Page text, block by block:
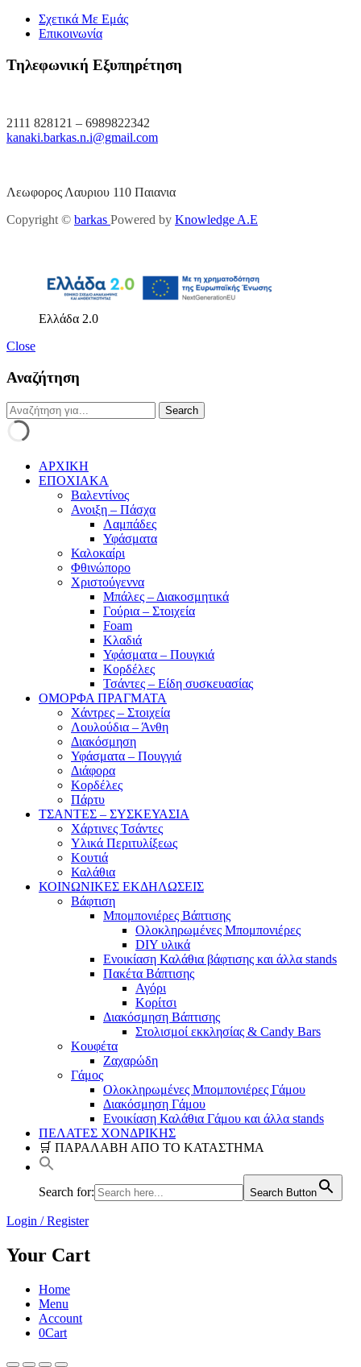
Σχετικά Με Εμάς
Επικοινωνία
Τηλεφωνική Εξυπηρέτηση
2111 828121 – 6989822342
kanaki.barkas.n.i@gmail.com
Λεωφορος Λαυριου 110 Παιανια
Copyright © barkas Powered by Knowledge A.E
Ελλάδα 2.0
Close
Αναζήτηση
ΑΡΧΙΚΗ
ΕΠΟΧΙΑΚΑ
Βαλεντίνος
Ανοιξη – Πάσχα
Λαμπάδες
Υφάσματα
Καλοκαίρι
Φθινώπορο
Χριστούγεννα
Μπάλες – Διακοσμητικά
Γούρια – Στοιχεία
Foam
Κλαδιά
Υφάσματα – Πουγκιά
Κορδέλες
Τσάντες – Είδη συσκευασίας
ΟΜΟΡΦΑ ΠΡΑΓΜΑΤΑ
Χάντρες – Στοιχεία
Λουλούδια – Άνθη
Διακόσμηση
Υφάσματα – Πουγγιά
Διάφορα
Κορδέλες
Πάρτυ
ΤΣΑΝΤΕΣ – ΣΥΣΚΕΥΑΣΙΑ
Χάρτινες Τσάντες
Υλικά Περιτυλίξεως
Κουτιά
Καλάθια
ΚΟΙΝΩΝΙΚΕΣ ΕΚΔΗΛΩΣΕΙΣ
Βάφτιση
Μπομπονιέρες Βάπτισης
Ολοκληρωμένες Μπομπονιέρες
DIY υλικά
Ενοικίαση Καλάθια βάφτισης και άλλα stands
Πακέτα Βάπτισης
Αγόρι
Κορίτσι
Διακόσμηση Βάπτισης
Στολισμοί εκκλησίας & Candy Bars
Κουφέτα
Ζαχαρώδη
Γάμος
Ολοκληρωμένες Μπομπονιέρες Γάμου
Διακόσμηση Γάμου
Ενοικίαση Καλάθια Γάμου και άλλα stands
ΠΕΛΑΤΕΣ ΧΟΝΔΡΙΚΗΣ
🛒 ΠΑΡΑΛΑΒΗ ΑΠΟ ΤΟ ΚΑΤΑΣΤΗΜΑ
Search for: Search Button
Login / Register
Your Cart
Home
Menu
Account
0Cart